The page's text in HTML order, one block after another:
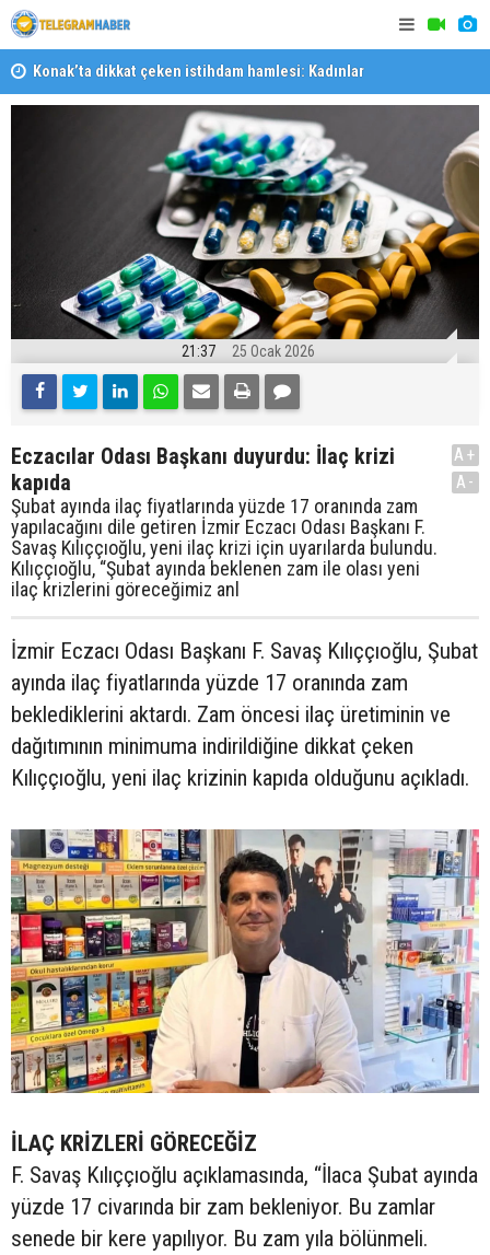
Konak’ta dikkat çeken istihdam hamlesi: Kadınlar
kaynakçılık öğrenecek
21:37 25 Ocak 2026
Eczacılar Odası Başkanı duyurdu: İlaç krizi
kapıda
Şubat ayında ilaç fiyatlarında yüzde 17 oranında zam
yapılacağını dile getiren İzmir Eczacı Odası Başkanı F.
Savaş Kılıççıoğlu, yeni ilaç krizi için uyarılarda bulundu.
Kılıççıoğlu, “Şubat ayında beklenen zam ile olası yeni
ilaç krizlerini göreceğimiz anl
A+
A-
İzmir Eczacı Odası Başkanı F. Savaş Kılıççıoğlu, Şubat
ayında ilaç fiyatlarında yüzde 17 oranında zam
beklediklerini aktardı. Zam öncesi ilaç üretiminin ve
dağıtımının minimuma indirildiğine dikkat çeken
Kılıççıoğlu, yeni ilaç krizinin kapıda olduğunu açıkladı.
İLAÇ KRİZLERİ GÖRECEĞİZ
F. Savaş Kılıççıoğlu açıklamasında, “İlaca Şubat ayında
yüzde 17 civarında bir zam bekleniyor. Bu zamlar
senede bir kere yapılıyor. Bu zam yıla bölünmeli.